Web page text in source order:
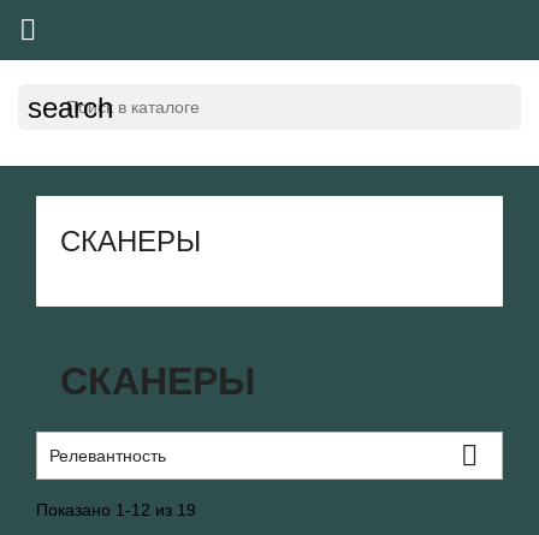

search
СКАНЕРЫ
СКАНЕРЫ
Релевантность 
Показано 1-12 из 19